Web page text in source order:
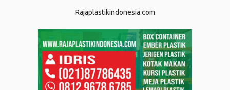
Rajaplastikindonesia.com